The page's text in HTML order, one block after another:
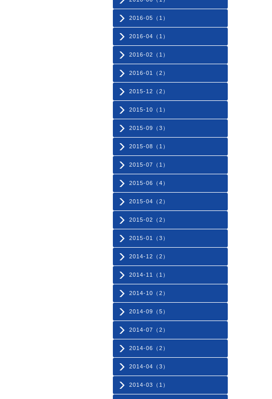
2016-05（1）
2016-04（1）
2016-02（1）
2016-01（2）
2015-12（2）
2015-10（1）
2015-09（3）
2015-08（1）
2015-07（1）
2015-06（4）
2015-04（2）
2015-02（2）
2015-01（3）
2014-12（2）
2014-11（1）
2014-10（2）
2014-09（5）
2014-07（2）
2014-06（2）
2014-04（3）
2014-03（1）